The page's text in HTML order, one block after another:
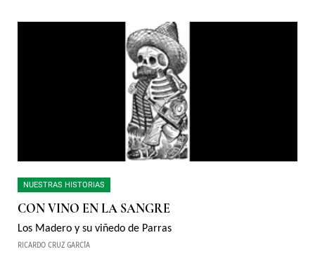
NUESTRAS HISTORIAS
CON VINO EN LA SANGRE
Los Madero y su viñedo de Parras
RICARDO CRUZ GARCÍA